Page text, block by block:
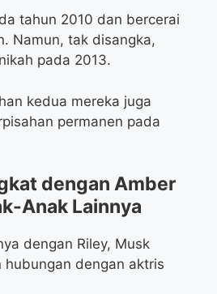
tahun 2010 dan bercerai
Namun, tak disangka,
pada 2013.
kedua mereka juga
permanen pada
dengan Amber
Anak Lainnya
dengan Riley, Musk
hubungan dengan aktris